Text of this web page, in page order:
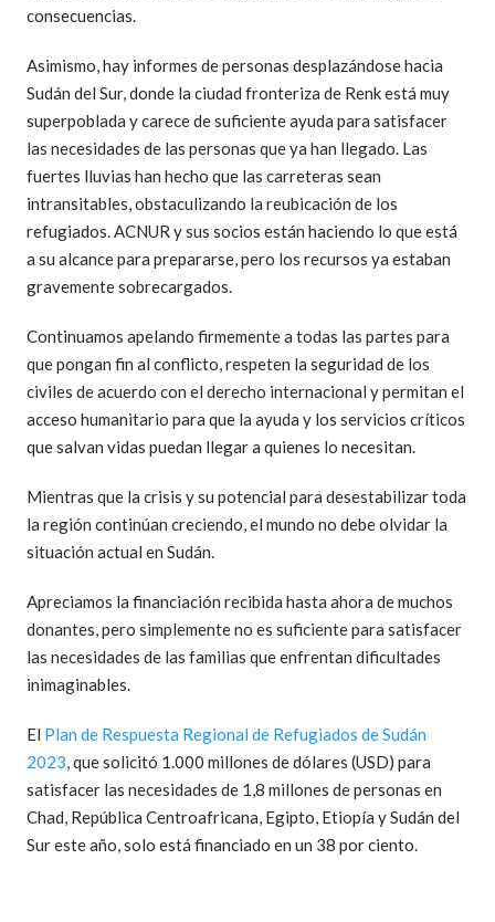
consecuencias.
Asimismo, hay informes de personas desplazándose hacia
Sudán del Sur, donde la ciudad fronteriza de Renk está muy
superpoblada y carece de suficiente ayuda para satisfacer
las necesidades de las personas que ya han llegado. Las
fuertes lluvias han hecho que las carreteras sean
intransitables, obstaculizando la reubicación de los
refugiados. ACNUR y sus socios están haciendo lo que está
a su alcance para prepararse, pero los recursos ya estaban
gravemente sobrecargados.
Continuamos apelando firmemente a todas las partes para
que pongan fin al conflicto, respeten la seguridad de los
civiles de acuerdo con el derecho internacional y permitan el
acceso humanitario para que la ayuda y los servicios críticos
que salvan vidas puedan llegar a quienes lo necesitan.
Mientras que la crisis y su potencial para desestabilizar toda
la región continúan creciendo, el mundo no debe olvidar la
situación actual en Sudán.
Apreciamos la financiación recibida hasta ahora de muchos
donantes, pero simplemente no es suficiente para satisfacer
las necesidades de las familias que enfrentan dificultades
inimaginables.
El Plan de Respuesta Regional de Refugiados de Sudán
2023, que solicitó 1.000 millones de dólares (USD) para
satisfacer las necesidades de 1,8 millones de personas en
Chad, República Centroafricana, Egipto, Etiopía y Sudán del
Sur este año, solo está financiado en un 38 por ciento.